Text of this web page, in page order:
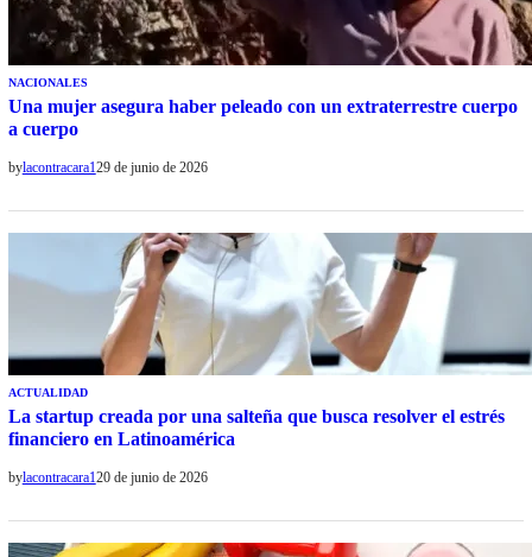
NACIONALES
Una mujer asegura haber peleado con un extraterrestre cuerpo
a cuerpo
bylacontracara129 de junio de 2026
ACTUALIDAD
La startup creada por una salteña que busca resolver el estrés
financiero en Latinoamérica
bylacontracara120 de junio de 2026